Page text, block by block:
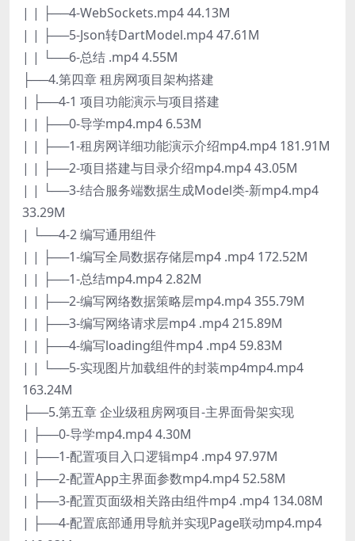
| | ├──4-WebSockets.mp4 44.13M
| | ├──5-Json转DartModel.mp4 47.61M
| | └──6-总结 .mp4 4.55M
├──4.第四章 租房网项目架构搭建
| ├──4-1 项目功能演示与项目搭建
| | ├──0-导学mp4.mp4 6.53M
| | ├──1-租房网详细功能演示介绍mp4.mp4 181.91M
| | ├──2-项目搭建与目录介绍mp4.mp4 43.05M
| | └──3-结合服务端数据生成Model类-新mp4.mp4
33.29M
| └──4-2 编写通用组件
| | ├──1-编写全局数据存储层mp4 .mp4 172.52M
| | ├──1-总结mp4.mp4 2.82M
| | ├──2-编写网络数据策略层mp4.mp4 355.79M
| | ├──3-编写网络请求层mp4 .mp4 215.89M
| | ├──4-编写loading组件mp4 .mp4 59.83M
| | └──5-实现图片加载组件的封装mp4mp4.mp4
163.24M
├──5.第五章 企业级租房网项目-主界面骨架实现
| ├──0-导学mp4.mp4 4.30M
| ├──1-配置项目入口逻辑mp4 .mp4 97.97M
| ├──2-配置App主界面参数mp4.mp4 52.58M
| ├──3-配置页面级相关路由组件mp4 .mp4 134.08M
| ├──4-配置底部通用导航并实现Page联动mp4.mp4